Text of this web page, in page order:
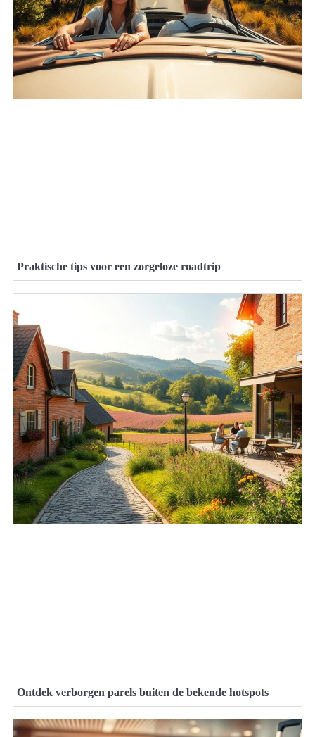
Praktische tips voor een zorgeloze roadtrip
Ontdek verborgen parels buiten de bekende hotspots